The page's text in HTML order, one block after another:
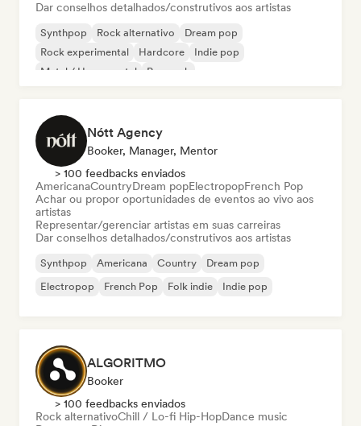
Dar conselhos detalhados/construtivos aos artistas
Synthpop Rock alternativo
Dream pop
Rock experimental
Hardcore
Indie pop
Metal / Heavy metal
Pop rock
Nótt Agency
Booker, Manager, Mentor
> 100 feedbacks enviados
AmericanaCountryDream popElectropopFrench Pop
Achar ou propor oportunidades de eventos ao vivo aos
artistas
Representar/gerenciar artistas em suas carreiras
Dar conselhos detalhados/construtivos aos artistas
Synthpop Americana Country
Dream pop
Electropop
French Pop Folk indie Indie pop
ALGORITMO
Booker
> 100 feedbacks enviados
Rock alternativoChill / Lo-fi Hip-HopDance music